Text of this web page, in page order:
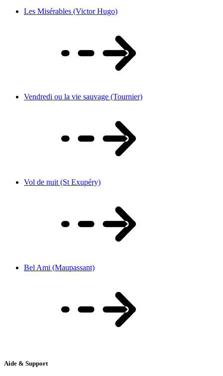
Les Misérables (Victor Hugo)
Vendredi ou la vie sauvage (Tournier)
Vol de nuit (St Exupéry)
Bel Ami (Maupassant)
Aide & Support